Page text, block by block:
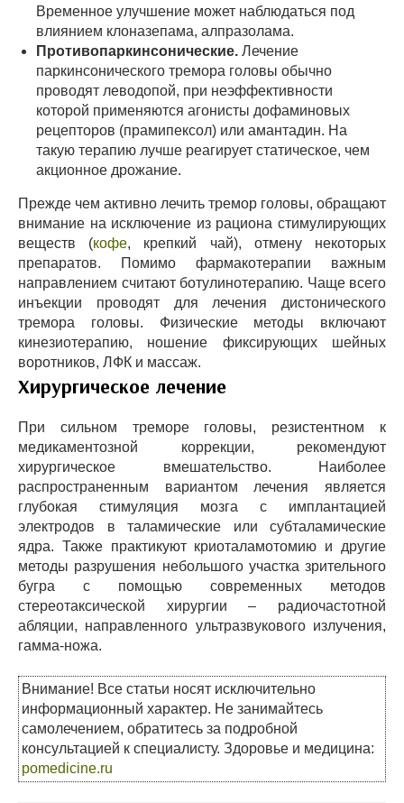
Временное улучшение может наблюдаться под
влиянием клоназепама, алпразолама.
Противопаркинсонические. Лечение
паркинсонического тремора головы обычно
проводят леводопой, при неэффективности
которой применяются агонисты дофаминовых
рецепторов (прамипексол) или амантадин. На
такую терапию лучше реагирует статическое, чем
акционное дрожание.
Прежде чем активно лечить тремор головы, обращают
внимание на исключение из рациона стимулирующих
веществ (кофе, крепкий чай), отмену некоторых
препаратов. Помимо фармакотерапии важным
направлением считают ботулинотерапию. Чаще всего
инъекции проводят для лечения дистонического
тремора головы. Физические методы включают
кинезиотерапию, ношение фиксирующих шейных
воротников, ЛФК и массаж.
Хирургическое лечение
При сильном треморе головы, резистентном к
медикаментозной коррекции, рекомендуют
хирургическое вмешательство. Наиболее
распространенным вариантом лечения является
глубокая стимуляция мозга с имплантацией
электродов в таламические или субталамические
ядра. Также практикуют криоталамотомию и другие
методы разрушения небольшого участка зрительного
бугра с помощью современных методов
стереотаксической хирургии – радиочастотной
абляции, направленного ультразвукового излучения,
гамма-ножа.
Внимание! Все статьи носят исключительно
информационный характер. Не занимайтесь
самолечением, обратитесь за подробной
консультацией к специалисту. Здоровье и медицина:
pomedicine.ru